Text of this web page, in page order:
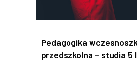
Pedagogika
przedszkolna – studia 5